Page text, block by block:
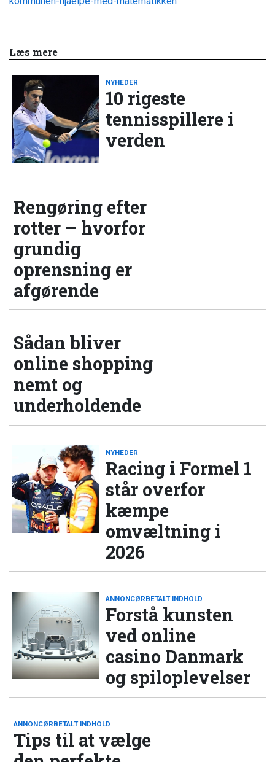
Læs mere
NYHEDER
10 rigeste
tennisspillere i
verden
Rengøring efter
rotter – hvorfor
grundig
oprensning er
afgørende
Sådan bliver
online shopping
nemt og
underholdende
NYHEDER
Racing i Formel 1
står overfor
kæmpe
omvæltning i
2026
ANNONCØRBETALT INDHOLD
Forstå kunsten
ved online
casino Danmark
og spiloplevelser
ANNONCØRBETALT INDHOLD
Tips til at vælge